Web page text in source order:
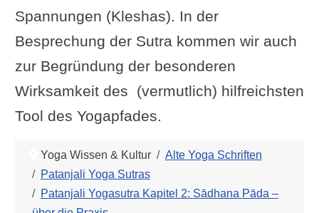
Spannungen (Kleshas). In der
Besprechung der Sutra kommen wir auch
zur Begründung der besonderen
Wirksamkeit des (vermutlich) hilfreichsten
Tool des Yogapfades.
Yoga Wissen & Kultur
Alte Yoga Schriften
Patanjali Yoga Sutras
Patanjali Yogasutra Kapitel 2: Sādhana Pāda –